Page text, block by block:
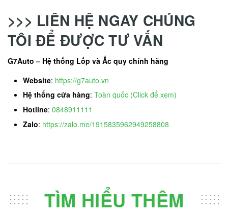
>>> LIÊN HỆ NGAY CHÚNG
TÔI ĐỂ ĐƯỢC TƯ VẤN
G7Auto – Hệ thống Lốp và Ắc quy chính hãng
Website: https://g7auto.vn
Hệ thống cửa hàng: Toàn quốc (Click để xem)
Hotline: 0848911111
Zalo: https://zalo.me/1915835962949258808
TÌM HIỂU THÊM